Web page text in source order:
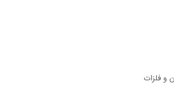
و فلزات